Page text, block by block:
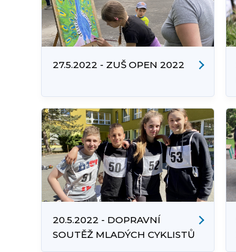
27.5.2022 - ZUŠ OPEN 2022
20.5.2022 - DOPRAVNÍ
SOUTĚŽ MLADÝCH CYKLISTŮ